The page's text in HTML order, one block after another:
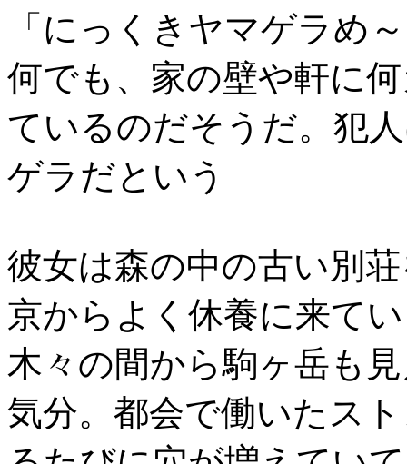
「にっくきヤマゲラめ
何でも、家の壁や軒に
ているのだそうだ。犯
ゲラだという
彼女は森の中の古い別
京からよく休養に来て
木々の間から駒ヶ岳も
気分。都会で働いたス